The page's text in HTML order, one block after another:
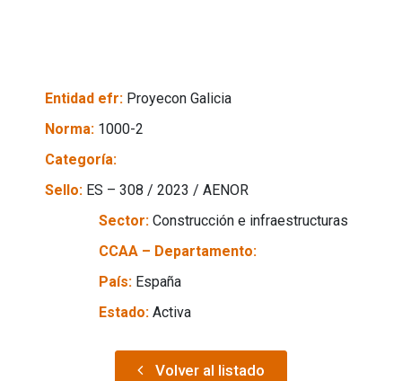
Entidad efr: Proyecon Galicia
Norma: 1000-2
Categoría:
Sello: ES – 308 / 2023 / AENOR
Sector: Construcción e infraestructuras
CCAA – Departamento:
País: España
Estado: Activa
Volver al listado